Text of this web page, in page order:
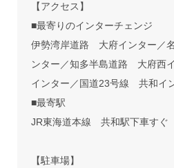
【アクセス】
■最寄りのインターチェンジ
伊勢湾岸道路 大府インター／
ンター／知多半島道路 大府西
インター／国道23号線 共和イ
■最寄駅
JR東海道本線 共和駅下車すぐ
【駐車場】